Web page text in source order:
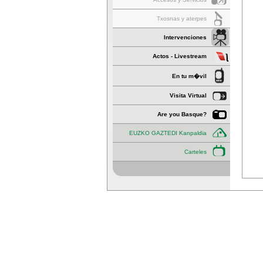
Txosnas y aterpes
Intervenciones
Actos - Livestream
En tu m�vil
Visita Virtual
Are you Basque?
EUZKO GAZTEDI Kanpaldia
Carteles